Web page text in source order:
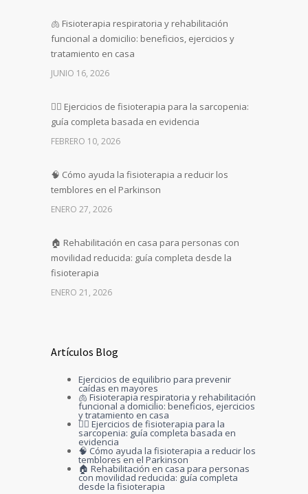
🫁 Fisioterapia respiratoria y rehabilitación
funcional a domicilio: beneficios, ejercicios y
tratamiento en casa
JUNIO 16, 2026
🏋️‍♀️ Ejercicios de fisioterapia para la sarcopenia:
guía completa basada en evidencia
FEBRERO 10, 2026
🧠 Cómo ayuda la fisioterapia a reducir los
temblores en el Parkinson
ENERO 27, 2026
🏠 Rehabilitación en casa para personas con
movilidad reducida: guía completa desde la
fisioterapia
ENERO 21, 2026
Artículos Blog
Ejercicios de equilibrio para prevenir
caídas en mayores
🫁 Fisioterapia respiratoria y rehabilitación
funcional a domicilio: beneficios, ejercicios
y tratamiento en casa
🏋️‍♀️ Ejercicios de fisioterapia para la
sarcopenia: guía completa basada en
evidencia
🧠 Cómo ayuda la fisioterapia a reducir los
temblores en el Parkinson
🏠 Rehabilitación en casa para personas
con movilidad reducida: guía completa
desde la fisioterapia